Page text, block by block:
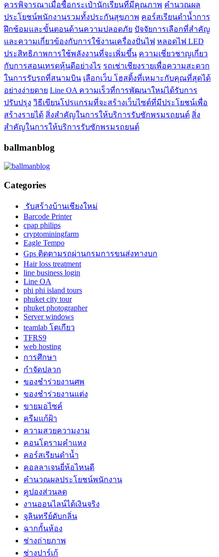
ควรพิจารณาเมื่อซื้อกระเป๋านักเรียนที่มีคุณภาพ คำนวณผล
ประโยชน์พนักงานรวมทั้งประกันสุขภาพ คอร์สเรียนดำน้ำการ
ฝึกซ้อมและขั้นตอนด้านความปลอดภัย ปัจจัยการเลือกที่สำคัญ
และความเกี่ยวข้องกับการใช้งานเครื่องปั่นไฟ หลอดไฟ LED
ประสิทธิภาพการใช้พลังงานที่จะเพิ่มขึ้น ความเชี่ยวชาญเกี่ยว
กับการสอนเทรดหุ้นดีอย่างไร รถเช่าเชียงรายเพื่อความสะดวก
ในการรับรถที่สนามบิน เลือกเว็บ โฮสติ้งที่เหมาะกับคุณที่สุดได้
อย่างง่ายดาย Line OA ความเร็วที่การพัฒนาใหม่ได้รับการ
ปรับปรุง วิธีเขียนโปรแกรมที่จะสร้างเว็บไซต์ที่มีประโยชน์เพื่อ
สร้างรายได้ สิ่งสำคัญในการให้บริการรับซักพรมรถยนต์ สิ่ง
สำคัญในการให้บริการรับซักพรมรถยนต์
ballmanblog
Categories
รับสร้างบ้านเชียงใหม่
Barcode Printer
cpap philips
cryptominingfarm
Eagle Tempo
Gps ติดตามรถผ่านกรมการขนส่งทางบก
Hair loss treatment
line business login
Line OA
phi phi island tours
phuket city tour
phuket photographer
Server windows
teamlab โตเกียว
TFRS9
web hosting
การศึกษา
กำจัดปลวก
ของชำร่วยงานศพ
ของชำร่วยงานแต่ง
ขายมอไซค์
ครีมแก้ฝ้า
ความสวยความงาม
คอนโดรามคำแหง
คอร์สเรียนดำน้ำ
คอลลาเจนยี่ห้อไหนดี
คำนวณผลประโยชน์พนักงาน
คูปองส่วนลด
งานออนไลน์ได้เงินจริง
จุลินทรีย์ดับกลิ่น
ฉากกั้นห้อง
ช่างถ่ายภาพ
ช่างปาร์เก้